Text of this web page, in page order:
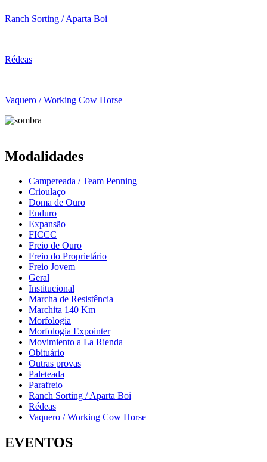
Ranch Sorting / Aparta Boi
Rédeas
Vaquero / Working Cow Horse
Modalidades
Campereada / Team Penning
Crioulaço
Doma de Ouro
Enduro
Expansão
FICCC
Freio de Ouro
Freio do Proprietário
Freio Jovem
Geral
Institucional
Marcha de Resistência
Marchita 140 Km
Morfologia
Morfologia Expointer
Movimiento a La Rienda
Obituário
Outras provas
Paleteada
Parafreio
Ranch Sorting / Aparta Boi
Rédeas
Vaquero / Working Cow Horse
EVENTOS